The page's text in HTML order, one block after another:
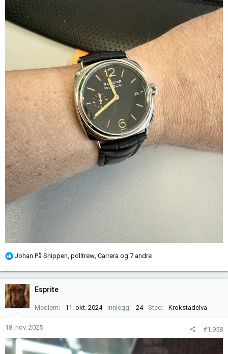
R
k
s
j
n
e
Johan På Snippen politrew Carrera og 7 andre
Esprite
Medlem 11. okt. 2024 Innlegg 24 Sted Krokstadelva
18. nov. 2025 #1.958